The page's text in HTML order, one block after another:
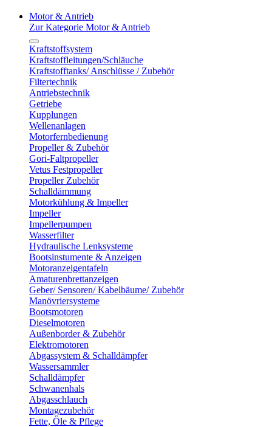
Motor & Antrieb
Zur Kategorie Motor & Antrieb
Kraftstoffsystem
Kraftstoffleitungen/Schläuche
Kraftstofftanks/ Anschlüsse / Zubehör
Filtertechnik
Antriebstechnik
Getriebe
Kupplungen
Wellenanlagen
Motorfernbedienung
Propeller & Zubehör
Gori-Faltpropeller
Vetus Festpropeller
Propeller Zubehör
Schalldämmung
Motorkühlung & Impeller
Impeller
Impellerpumpen
Wasserfilter
Hydraulische Lenksysteme
Bootsinstumente & Anzeigen
Motoranzeigentafeln
Amaturenbrettanzeigen
Geber/ Sensoren/ Kabelbäume/ Zubehör
Manövriersysteme
Bootsmotoren
Dieselmotoren
Außenborder & Zubehör
Elektromotoren
Abgassystem & Schalldämpfer
Wassersammler
Schalldämpfer
Schwanenhals
Abgasschlauch
Montagezubehör
Fette, Öle & Pflege